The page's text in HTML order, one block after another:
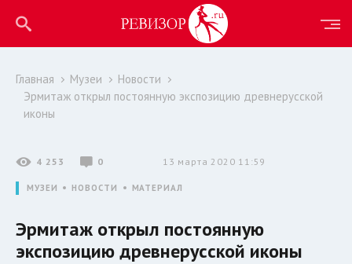
Главная Музеи
Новости
Эрмитаж открыл постоянную экспозицию древнерусской
иконы
4 253 0 13 марта 2020 11:59
МУЗЕИ НОВОСТИ МАТЕРИАЛ
Эрмитаж открыл постоянную
экспозицию древнерусской иконы